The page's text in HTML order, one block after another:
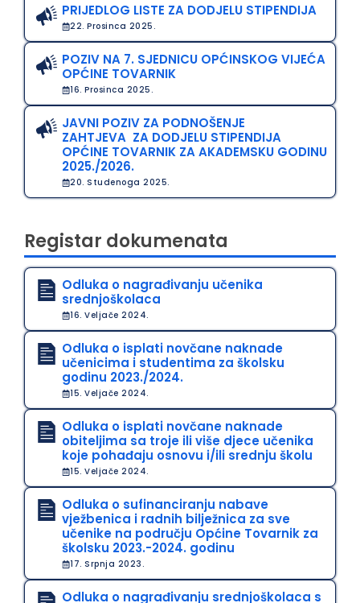
PRIJEDLOG LISTE ZA DODJELU STIPENDIJA
22. Prosinca 2025.
POZIV NA 7. SJEDNICU OPĆINSKOG VIJEĆA
OPĆINE TOVARNIK
16. Prosinca 2025.
JAVNI POZIV ZA PODNOŠENJE
ZAHTJEVA ZA DODJELU STIPENDIJA
OPĆINE TOVARNIK ZA AKADEMSKU GODINU
2025./2026.
20. Studenoga 2025.
Registar dokumenata
Odluka o nagrađivanju učenika
srednjoškolaca
16. Veljače 2024.
Odluka o isplati novčane naknade
učenicima i studentima za školsku
godinu 2023./2024.
15. Veljače 2024.
Odluka o isplati novčane naknade
obiteljima sa troje ili više djece učenika
koje pohađaju osnovu i/ili srednju školu
15. Veljače 2024.
Odluka o sufinanciranju nabave
vježbenica i radnih bilježnica za sve
učenike na području Općine Tovarnik za
školsku 2023.-2024. godinu
17. Srpnja 2023.
Odluka o nagrađivanju srednjoškolaca s